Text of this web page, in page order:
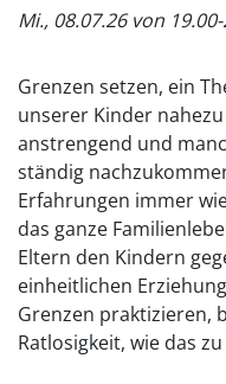
Mi., 08.07.26 von
Grenzen setzen, ein
unserer Kinder
anstrengend und
ständig
Erfahrungen immer
das ganze
Eltern den Kindern
einheitlichen
Grenzen praktizieren,
Ratlosigkeit, wie das